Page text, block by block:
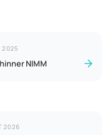
2025
NIMM
2026